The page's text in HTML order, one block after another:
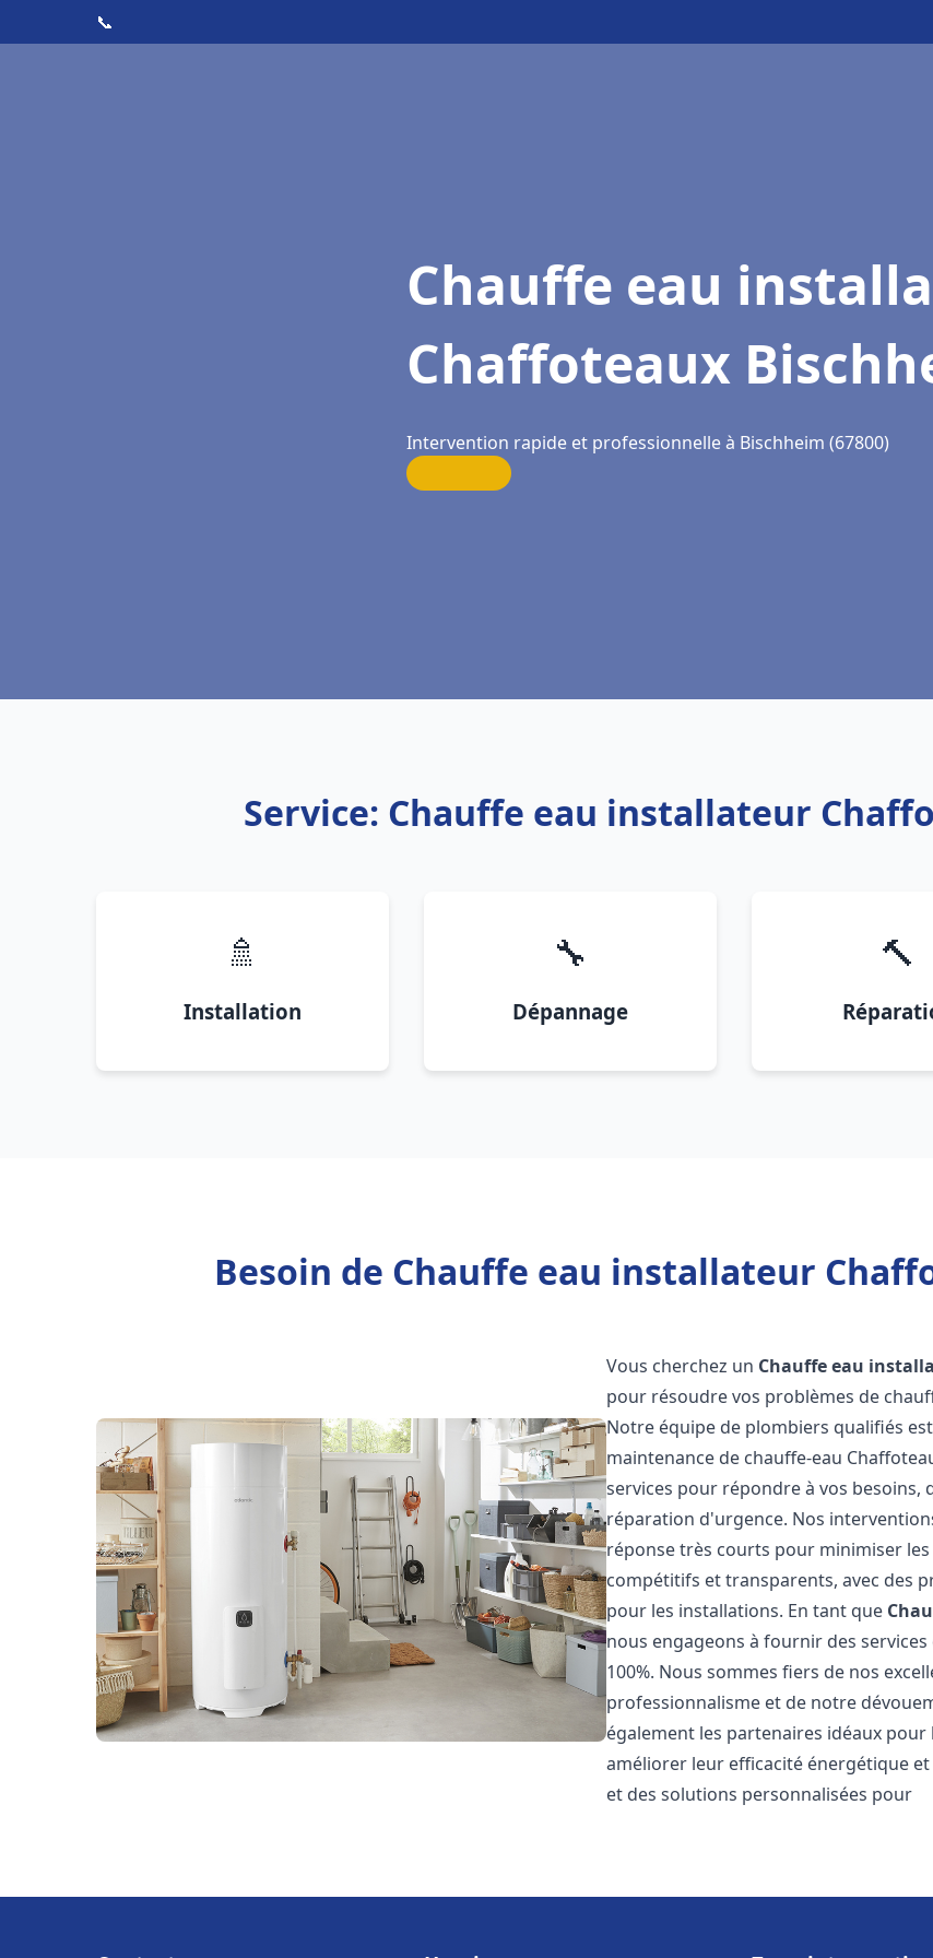
📞
Chauffe eau
Chaffoteaux
Intervention rapide et professionnelle à Bischheim (67800)
Service: Chauffe eau installateur
🚿
Installation
🔧
Dépannage
🔨
Besoin de Chauffe eau installateur
Vous cherchez un Chauffe eau
pour résoudre vos problèmes de
Notre équipe de plombiers qualifiés
maintenance de chauffe-eau
services pour répondre à vos
réparation d'urgence. Nos
réponse très courts pour minimiser
compétitifs et transparents, avec des
pour les installations. En tant que
nous engageons à fournir des
100%. Nous sommes fiers de nos
professionnalisme et de notre
également les partenaires idéaux
améliorer leur efficacité énergétique
et des solutions personnalisées pour